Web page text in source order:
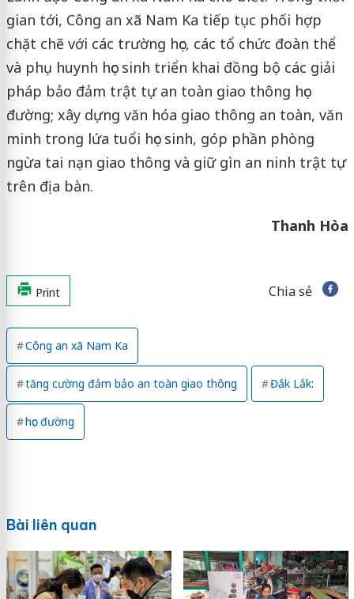
gian tới, Công an xã Nam Ka tiếp tục phối hợp
chặt chẽ với các trường học, các tổ chức đoàn thể
và phụ huynh học sinh triển khai đồng bộ các giải
pháp bảo đảm trật tự an toàn giao thông học
đường; xây dựng văn hóa giao thông an toàn, văn
minh trong lứa tuổi học sinh, góp phần phòng
ngừa tai nạn giao thông và giữ gìn an ninh trật tự
trên địa bàn.
Thanh Hòa
Print Chia sẻ
Công an xã Nam Ka
tăng cường đảm bảo an toàn giao thông Đắk Lắk:
học đường
Bài liên quan